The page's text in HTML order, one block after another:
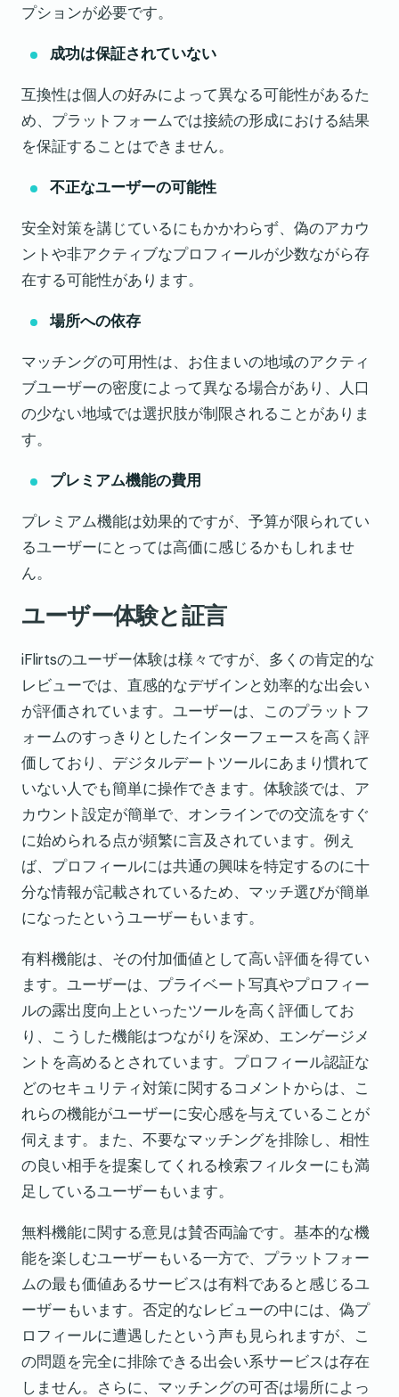
プションが必要です。
成功は保証されていない
互換性は個人の好みによって異なる可能性があるた
め、プラットフォームでは接続の形成における結果
を保証することはできません。
不正なユーザーの可能性
安全対策を講じているにもかかわらず、偽のアカウ
ントや非アクティブなプロフィールが少数ながら存
在する可能性があります。
場所への依存
マッチングの可用性は、お住まいの地域のアクティ
ブユーザーの密度によって異なる場合があり、人口
の少ない地域では選択肢が制限されることがありま
す。
プレミアム機能の費用
プレミアム機能は効果的ですが、予算が限られてい
るユーザーにとっては高価に感じるかもしれませ
ん。
ユーザー体験と証言
iFlirtsのユーザー体験は様々ですが、多くの肯定的な
レビューでは、直感的なデザインと効率的な出会い
が評価されています。ユーザーは、このプラットフ
ォームのすっきりとしたインターフェースを高く評
価しており、デジタルデートツールにあまり慣れて
いない人でも簡単に操作できます。体験談では、ア
カウント設定が簡単で、オンラインでの交流をすぐ
に始められる点が頻繁に言及されています。例え
ば、プロフィールには共通の興味を特定するのに十
分な情報が記載されているため、マッチ選びが簡単
になったというユーザーもいます。
有料機能は、その付加価値として高い評価を得てい
ます。ユーザーは、プライベート写真やプロフィー
ルの露出度向上といったツールを高く評価してお
り、こうした機能はつながりを深め、エンゲージメ
ントを高めるとされています。プロフィール認証な
どのセキュリティ対策に関するコメントからは、こ
れらの機能がユーザーに安心感を与えていることが
伺えます。また、不要なマッチングを排除し、相性
の良い相手を提案してくれる検索フィルターにも満
足しているユーザーもいます。
無料機能に関する意見は賛否両論です。基本的な機
能を楽しむユーザーもいる一方で、プラットフォー
ムの最も価値あるサービスは有料であると感じるユ
ーザーもいます。否定的なレビューの中には、偽プ
ロフィールに遭遇したという声も見られますが、こ
の問題を完全に排除できる出会い系サービスは存在
しません。さらに、マッチングの可否は場所によっ